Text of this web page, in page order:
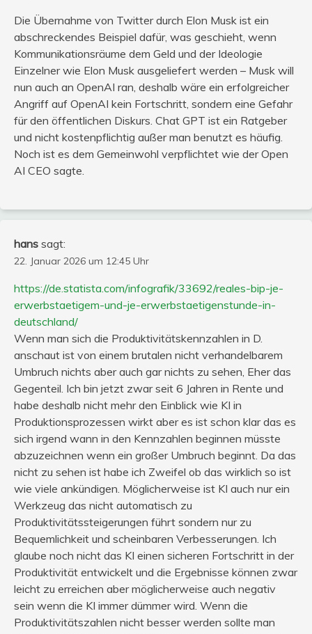
Die Übernahme von Twitter durch Elon Musk ist ein
abschreckendes Beispiel dafür, was geschieht, wenn
Kommunikationsräume dem Geld und der Ideologie
Einzelner wie Elon Musk ausgeliefert werden – Musk will
nun auch an OpenAI ran, deshalb wäre ein erfolgreicher
Angriff auf OpenAI kein Fortschritt, sondern eine Gefahr
für den öffentlichen Diskurs. Chat GPT ist ein Ratgeber
und nicht kostenpflichtig außer man benutzt es häufig.
Noch ist es dem Gemeinwohl verpflichtet wie der Open
AI CEO sagte.
hans sagt:
22. Januar 2026 um 12:45 Uhr
https://de.statista.com/infografik/33692/reales-bip-je-
erwerbstaetigem-und-je-erwerbstaetigenstunde-in-
deutschland/
Wenn man sich die Produktivitätskennzahlen in D.
anschaut ist von einem brutalen nicht verhandelbarem
Umbruch nichts aber auch gar nichts zu sehen, Eher das
Gegenteil. Ich bin jetzt zwar seit 6 Jahren in Rente und
habe deshalb nicht mehr den Einblick wie KI in
Produktionsprozessen wirkt aber es ist schon klar das es
sich irgend wann in den Kennzahlen beginnen müsste
abzuzeichnen wenn ein großer Umbruch beginnt. Da das
nicht zu sehen ist habe ich Zweifel ob das wirklich so ist
wie viele ankündigen. Möglicherweise ist KI auch nur ein
Werkzeug das nicht automatisch zu
Produktivitätssteigerungen führt sondern nur zu
Bequemlichkeit und scheinbaren Verbesserungen. Ich
glaube noch nicht das KI einen sicheren Fortschritt in der
Produktivität entwickelt und die Ergebnisse können zwar
leicht zu erreichen aber möglicherweise auch negativ
sein wenn die KI immer dümmer wird. Wenn die
Produktivitätszahlen nicht besser werden sollte man